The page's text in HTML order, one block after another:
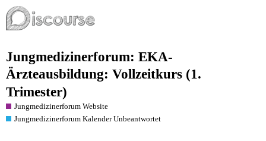
Jungmedizinerforum: EKA-
Ärzteausbildung: Vollzeitkurs (1.
Trimester)
Jungmedizinerforum Website
Jungmedizinerforum Kalender Unbeantwortet